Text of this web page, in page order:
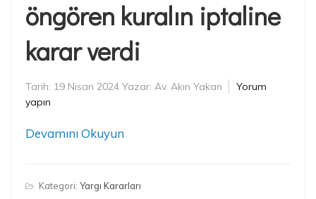
öngören kuralın iptaline
karar verdi
Tarih: 19 Nisan 2024 Yazar: Av. Akın Yakan
Yorum
yapın
Devamını Okuyun
Kategori: Yargı Kararları